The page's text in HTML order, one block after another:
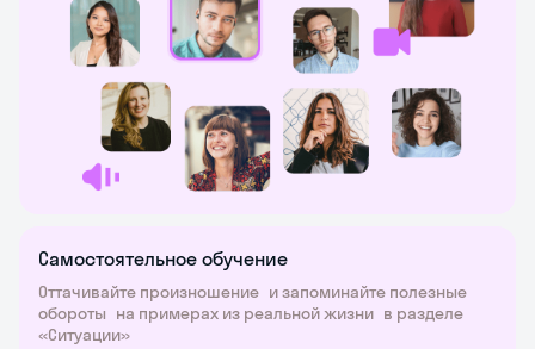
Самостоятельное обучение
Оттачивайте произношение и запоминайте полезные
обороты на примерах из реальной жизни в разделе
«Ситуации»